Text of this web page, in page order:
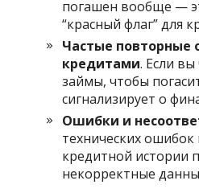
погашен вообще —
“красный флаг” для
Частые повторные
кредитами. Если
займы, чтобы
сигнализирует о
Ошибки и
технических
кредитной истории
некорректные